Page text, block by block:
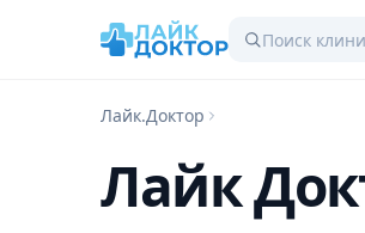
Лайк.Доктор
Лайк